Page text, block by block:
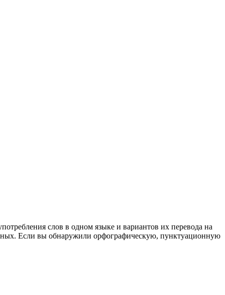
слов в одном языке и вариантов их перевода на
Если вы обнаружили орфографическую, пунктуационную